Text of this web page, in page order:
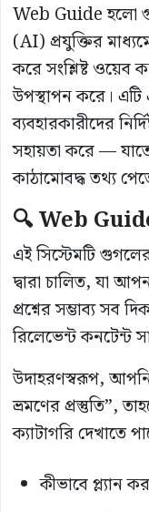
Web Guide হলো
(AI) প্রযুক্তির
করে সংশ্লিষ্ট ওয়েব
উপস্থাপন করে। এটি
ব্যবহারকারীদের
সহায়তা করে —
কাঠামোবদ্ধ তথ্য
🔍 Web
এই সিস্টেমটি
দ্বারা চালিত, যা
প্রশ্নের সম্ভাব্য সব
রিলেভেন্ট কনটেন্ট
উদাহরণস্বরূপ,
ভ্রমণের প্রস্তুতি”,
ক্যাটাগরি দেখাতে
কীভাবে প্ল্যান